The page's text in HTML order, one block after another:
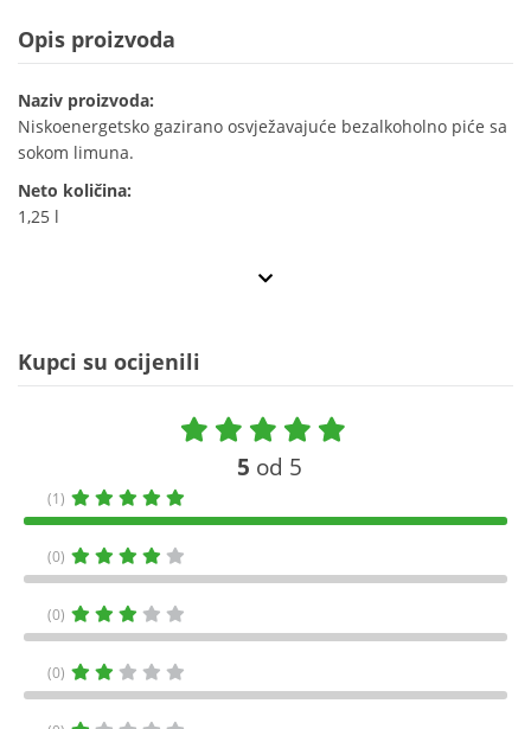
Opis proizvoda
Naziv proizvoda:
Niskoenergetsko gazirano osvježavajuće bezalkoholno piće sa
sokom limuna.
Neto količina:
1,25 l
Kupci su ocijenili
5 od 5
(1)
(0)
(0)
(0)